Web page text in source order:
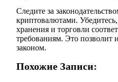
Следите за
криптовалютами.
хранения и торговли
требованиям. Это позволит
законом.
Похожие Записи: